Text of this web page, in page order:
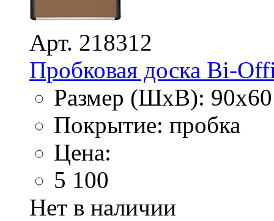
Арт. 218312
Пробковая доска Bi-
Размер (ШхВ):
Покрытие: пробка
Цена:
5 100
Нет в наличии